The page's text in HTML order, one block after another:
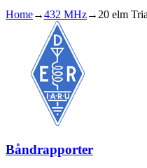
Home→432 MHz→ 20 elm
Båndrapporter